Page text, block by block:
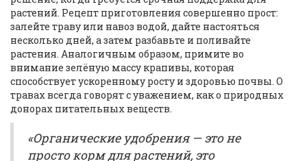
растений. Рецепт приготовления совершенно прост:
залейте траву или навоз водой, дайте настояться
несколько дней, а затем разбавьте и поливайте
растения. Аналогичным образом, примите во
внимание зелёную массу крапивы, которая
способствует ускоренному росту и здоровью почвы. О
травах всегда говорят с уважением, как о природных
донорах питательных веществ.
«Органические удобрения — это не
просто корм для растений, это